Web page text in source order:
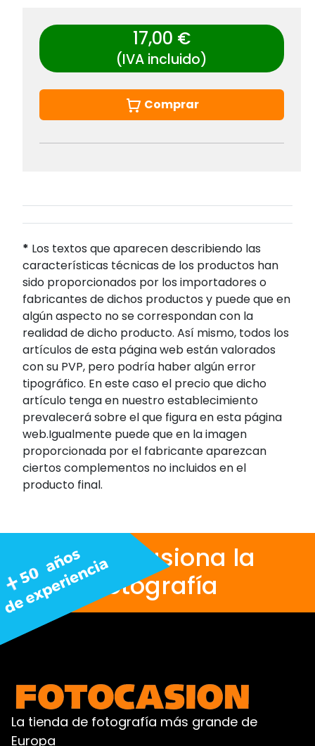
17,00 €
(IVA incluido)
Comprar
* Los textos que aparecen describiendo las
características técnicas de los productos han
sido proporcionados por los importadores o
fabricantes de dichos productos y puede que en
algún aspecto no se correspondan con la
realidad de dicho producto. Así mismo, todos los
artículos de esta página web están valorados
con su PVP, pero podría haber algún error
tipográfico. En este caso el precio que dicho
artículo tenga en nuestro establecimiento
prevalecerá sobre el que figura en esta página
web.Igualmente puede que en la imagen
proporcionada por el fabricante aparezcan
ciertos complementos no incluidos en el
producto final.
Nos apasiona la
fotografía
La tienda de fotografía más grande de
Europa